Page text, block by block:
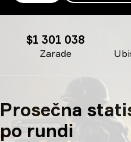
Zarade
$1 301 038
Prosečna
po rundi